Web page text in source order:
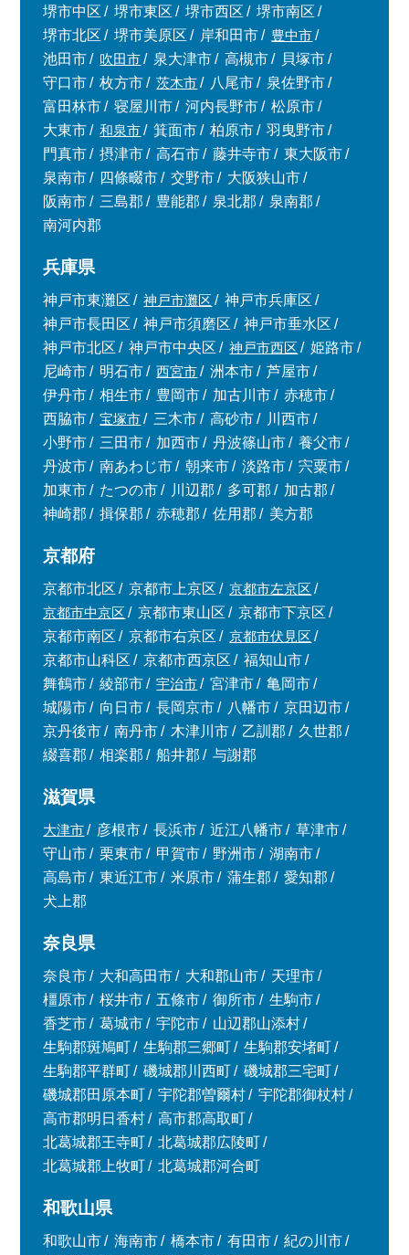
堺市中区
堺市東区 堺市西区
堺市南区
堺市北区
堺市美原区 岸和田市
豊中市
池田市
吹田市 泉大津市 高槻市
貝塚市
守口市
枚方市 茨木市 八尾市
泉佐野市
富田林市
寝屋川市 河内長野市
松原市
大東市
和泉市 箕面市 柏原市
羽曳野市
門真市
摂津市 高石市 藤井寺市
東大阪市
泉南市
四條畷市 交野市
大阪狭山市
阪南市
三島郡 豊能郡 泉北郡
泉南郡
南河内郡
兵庫県
神戸市東灘区 神戸市灘区
神戸市兵庫区
神戸市長田区
神戸市須磨区
神戸市垂水区
神戸市北区
神戸市中央区 神戸市西区
姫路市
尼崎市
明石市 西宮市 洲本市
芦屋市
伊丹市
相生市 豊岡市 加古川市
赤穂市
西脇市
宝塚市 三木市 高砂市
川西市
小野市
三田市 加西市 丹波篠山市
養父市
丹波市
南あわじ市 朝来市 淡路市
宍粟市
加東市
たつの市 川辺郡 多可郡
加古郡
神崎郡
揖保郡 赤穂郡 佐用郡 美方郡
京都府
京都市北区 京都市上京区
京都市左京区
京都市中京区
京都市東山区
京都市下京区
京都市南区
京都市右京区
京都市伏見区
京都市山科区
京都市西京区
福知山市
舞鶴市
綾部市 宇治市 宮津市
亀岡市
城陽市
向日市 長岡京市 八幡市
京田辺市
京丹後市
南丹市 木津川市 乙訓郡
久世郡
綴喜郡
相楽郡 船井郡 与謝郡
滋賀県
大津市 彦根市 長浜市 近江八幡市
草津市
守山市
栗東市 甲賀市 野洲市
湖南市
高島市
東近江市 米原市 蒲生郡
愛知郡
犬上郡
奈良県
奈良市 大和高田市 大和郡山市
天理市
橿原市
桜井市 五條市 御所市
生駒市
香芝市
葛城市 宇陀市
山辺郡山添村
生駒郡斑鳩町
生駒郡三郷町
生駒郡安堵町
生駒郡平群町
磯城郡川西町
磯城郡三宅町
磯城郡田原本町
宇陀郡曽爾村
宇陀郡御杖村
高市郡明日香村
高市郡高取町
北葛城郡王寺町
北葛城郡広陵町
北葛城郡上牧町
北葛城郡河合町
和歌山県
和歌山市 海南市 橋本市 有田市
紀の川市